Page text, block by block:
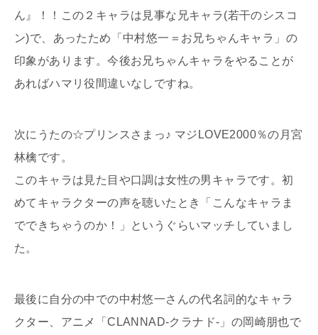
ん』！！この２キャラは見事な兄キャラ(若干のシスコ
ン)で、あったため「中村悠一＝お兄ちゃんキャラ」の
印象があります。今後お兄ちゃんキャラをやることが
あればハマリ役間違いなしですね。
次にうたの☆プリンスさまっ♪ マジLOVE2000％の月宮
林檎です。
このキャラは見た目や口調は女性の男キャラです。初
めてキャラクターの声を聴いたとき「こんなキャラま
でできちゃうのか！」というぐらいマッチしていまし
た。
最後に自分の中での中村悠一さんの代名詞的なキャラ
クター、アニメ「CLANNAD-クラナド-」の岡崎朋也で